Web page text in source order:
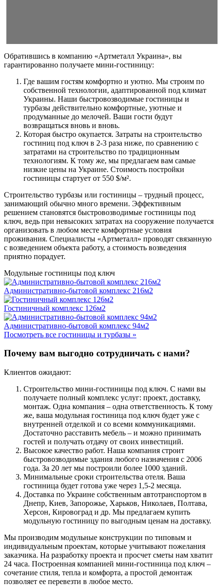
Обратившись в компанию «Артметалл Украина», вы
гарантированно получаете мини-гостиницу:
Где вашим гостям комфортно и уютно. Мы строим по
собственной технологии, адаптированной под климат
Украины. Наши быстровозводимые гостиницы и
турбазы действительно комфортные, уютные и
продуманные до мелочей. Ваши гости будут
возвращаться вновь и вновь.
Которая быстро окупается. Затраты на строительство
гостиниц под ключ в 2-3 раза ниже, по сравнению с
затратами на строительство по традиционным
технологиям. К тому же, мы предлагаем вам самые
низкие цены на Украине. Стоимость постройки
гостиницы стартует от 550 $/м².
Строительство турбазы или гостиницы – трудный процесс,
занимающий обычно много времени. Эффективным
решением становятся быстровозводимые гостиницы под
ключ, ведь при невысоких затратах на сооружение получается
организовать в любом месте комфортные условия
проживания. Специалисты «Артметалл» проводят связанную
с возведением объекта работу, а стоимость возведения
приятно порадует.
Модульные гостиницы под ключ
Административно-бытовой комплекс 216м2
Гостиничный комплекс 126м2
Административно-бытовой комплекс 94м2
Посмотреть все гостиницы и турбазы »
Почему вам выгодно сотрудничать с нами?
Клиентов ожидают:
Строительство мини-гостиницы под ключ. С нами вы
получаете полный комплекс услуг: проект, доставку,
монтаж. Одна компания – одна ответственность. К тому
же, ваша модульная гостиница под ключ будет уже с
внутренней отделкой и со всеми коммуникациями.
Достаточно расставить мебель – и можно принимать
гостей и получать отдачу от своих инвестиций.
Высокое качество работ. Наша компания строит
быстровозводимые здания любого назначения с 2006
года. За 20 лет мы построили более 1000 зданий.
Минимальные сроки строительства отеля. Ваша
гостиница будет готова уже через 1,5-2 месяца.
Доставка по Украине собственным автотранспортом в
Днепр, Киев, Запорожье, Харьков, Николаев, Полтава,
Херсон, Кировоград и др. Мы предлагаем купить
модульную гостиницу по выгодным ценам на доставку.
Мы производим модульные конструкции по типовым и
индивидуальным проектам, которые учитывают пожелания
заказчика. На разработку проекта и просчет сметы нам хватит
24 часа. Построенная компанией мини-гостиница под ключ –
сочетание стиля, тепла и комфорта, а простой демонтаж
позволяет ее перевезти в любое место.